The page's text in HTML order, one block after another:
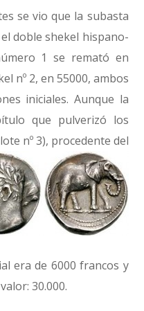
se vio que la subasta
doble shekel hispano-
1 se remató en
nº 2, en 55000, ambos
iniciales. Aunque la
que pulverizó los
nº 3), procedente del
era de 6000 francos y
30.000.